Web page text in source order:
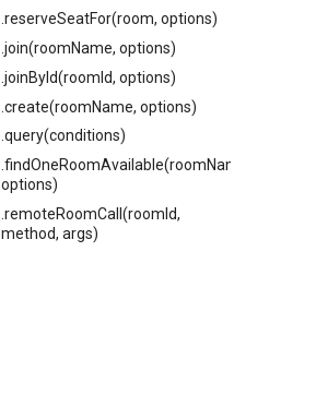
.reserveSeatFor(room, options)
.join(roomName, options)
.joinById(roomId, options)
.create(roomName, options)
.query(conditions)
.findOneRoomAvailable(roomName,
options)
.remoteRoomCall(roomId,
method, args)